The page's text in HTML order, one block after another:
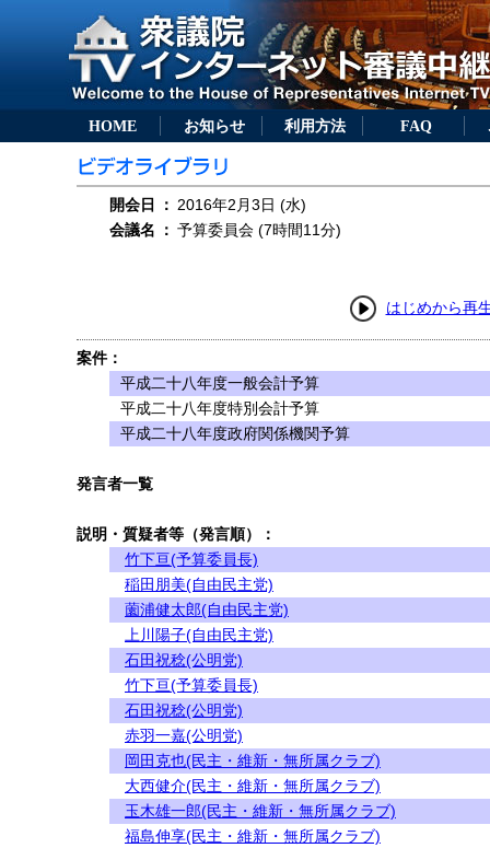
HOME お知らせ 利用方法 FAQ
開会日 ： 2016年2月3日 (水)
会議名
： 予算委員会 (7時間11分)
はじめから再
案件：
平成二十八年度一般会計予算
平成二十八年度特別会計予算
平成二十八年度政府関係機関予算
発言者一覧
説明・質疑者等（発言順）：
竹下亘(予算委員長)
稲田朋美(自由民主党)
薗浦健太郎(自由民主党)
上川陽子(自由民主党)
石田祝稔(公明党)
竹下亘(予算委員長)
石田祝稔(公明党)
赤羽一嘉(公明党)
岡田克也(民主・維新・無所属クラブ)
大西健介(民主・維新・無所属クラブ)
玉木雄一郎(民主・維新・無所属クラブ)
福島伸享(民主・維新・無所属クラブ)